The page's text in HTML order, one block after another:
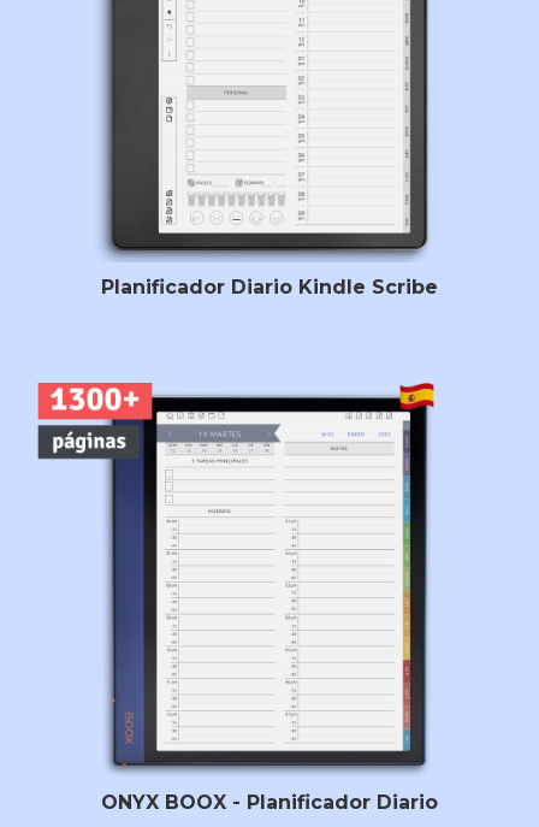
Planificador Diario Kindle Scribe
ONYX BOOX - Planificador Diario